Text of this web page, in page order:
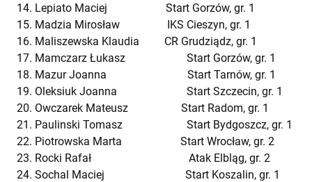
Lepiato Maciej Start Gorzów, gr. 1
Madzia Mirosław IKS Cieszyn, gr. 1
Maliszewska Klaudia CR Grudziądz, gr. 1
Mamczarz Łukasz Start Gorzów, gr. 1
Mazur Joanna Start Tarnów, gr. 1
Oleksiuk Joanna Start Szczecin, gr. 1
Owczarek Mateusz Start Radom, gr. 1
Paulinski Tomasz Start Bydgoszcz, gr. 1
Piotrowska Marta Start Wrocław, gr. 2
Rocki Rafał Atak Elbląg, gr. 2
Sochal Maciej Start Koszalin, gr. 1